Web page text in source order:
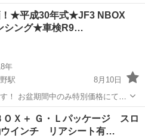
変更代込み】大人気☆日産 デイズ
付き☆走行中DVD見れます
距離
！★平成30年式★JF3 NBOX
シング★車検R9…
年
駅
8月10日
て掲
トオークションに出品予定です。
NBOXGLホンダセンシング 約
車両
ＯＸ＋ Ｇ・Ｌパッケージ スロ
インチ リアシート有…